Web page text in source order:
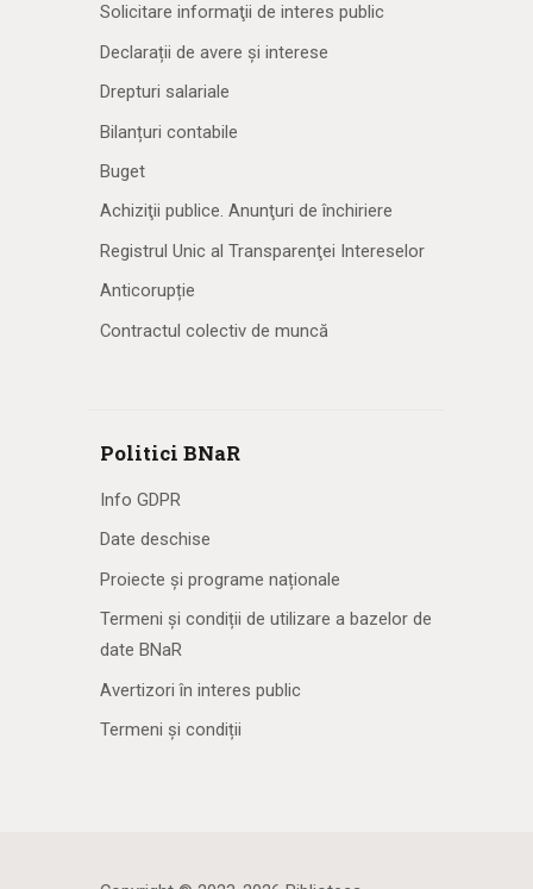
Solicitare informaţii de interes public
Declarații de avere și interese
Drepturi salariale
Bilanțuri contabile
Buget
Achiziţii publice. Anunţuri de închiriere
Registrul Unic al Transparenţei Intereselor
Anticorupție
Contractul colectiv de muncă
Politici BNaR
Info GDPR
Date deschise
Proiecte și programe naționale
Termeni și condiții de utilizare a bazelor de
date BNaR
Avertizori în interes public
Termeni și condiții